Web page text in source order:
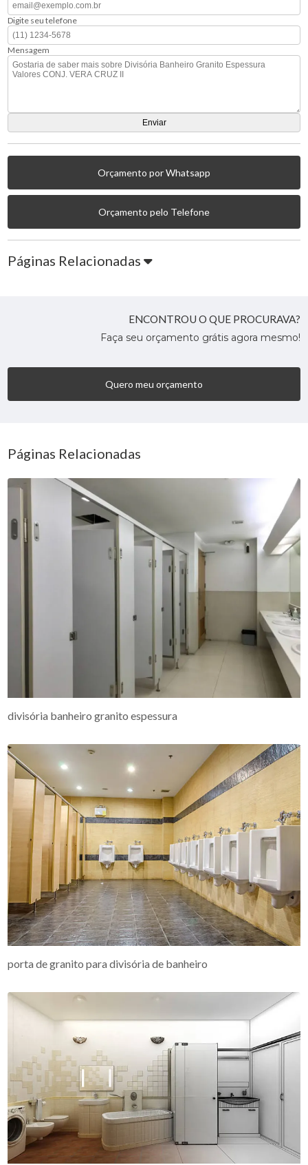
Digite seu telefone
Mensagem
Orçamento por Whatsapp
Orçamento pelo Telefone
Páginas Relacionadas
ENCONTROU O QUE PROCURAVA?
Faça seu orçamento grátis agora mesmo!
Quero meu orçamento
Páginas Relacionadas
divisória banheiro granito espessura
porta de granito para divisória de banheiro